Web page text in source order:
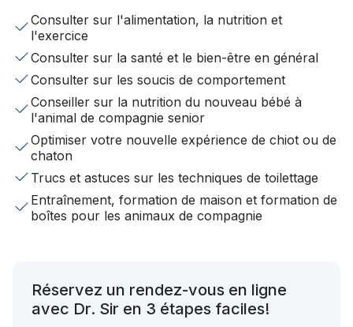
Consulter sur l'alimentation, la nutrition et
l'exercice
Consulter sur la santé et le bien-être en général
Consulter sur les soucis de comportement
Conseiller sur la nutrition du nouveau bébé à
l'animal de compagnie senior
Optimiser votre nouvelle expérience de chiot ou de
chaton
Trucs et astuces sur les techniques de toilettage
Entraînement, formation de maison et formation de
boîtes pour les animaux de compagnie
Réservez un rendez-vous en ligne
avec Dr. Sir en 3 étapes faciles!